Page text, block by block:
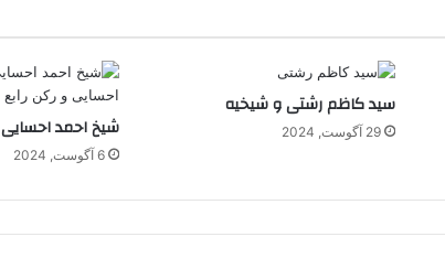
سید کاظم رشتی و شیخیه
29 آگوست, 2024 شیخ احمد احسایی
6 آگوست, 2024